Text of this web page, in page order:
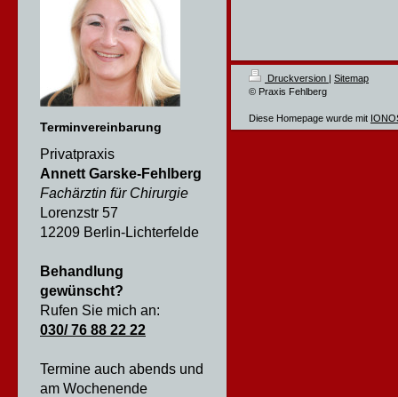
Terminvereinbarung
Privatpraxis
Annett Garske-Fehlberg
Fachärztin für Chirurgie
Lorenzstr 57
12209 Berlin-Lichterfelde
Behandlung
gewünscht?
Rufen Sie mich an:
030/ 76 88 22 22
Termine auch abends und
am Wochenende
Druckversion | Sitemap
© Praxis Fehlberg
Diese Homepage wurde mit